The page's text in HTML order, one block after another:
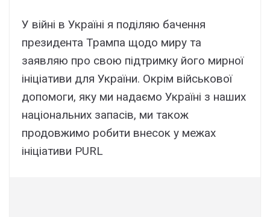
У війні в Україні я поділяю бачення
президента Трампа щодо миру та
заявляю про свою підтримку його мирної
ініціативи для України. Окрім військової
допомоги, яку ми надаємо Україні з наших
національних запасів, ми також
продовжимо робити внесок у межах
ініціативи PURL